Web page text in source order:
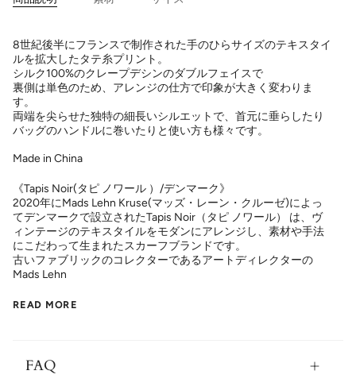
8世紀後半にフランスで制作された手のひらサイズのテキスタイ
ルを拡大したタテ糸プリント。
シルク100%のクレープデシンのダブルフェイスで
裏側は単色のため、アレンジの仕方で印象が大きく変わりま
す。
両端を尖らせた独特の細長いシルエットで、首元に垂らしたり
バッグのハンドルに巻いたりと使い方も様々です。
Made in China
《Tapis Noir(タピ ノワール ）/デンマーク》
2020年にMads Lehn Kruse(マッズ・レーン・クルーゼ)によっ
てデンマークで設立されたTapis Noir（タピ ノワール） は、ヴ
ィンテージのテキスタイルをモダンにアレンジし、素材や手法
にこだわって生まれたスカーフブランドです。
古いファブリックのコレクターであるアートディレクターの
Mads Lehn
READ MORE
FAQ